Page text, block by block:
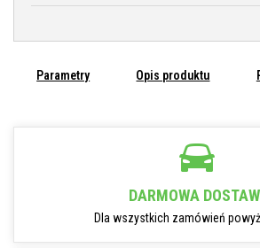
Parametry Opis produktu
DARMOWA
Dla wszystkich zamówień